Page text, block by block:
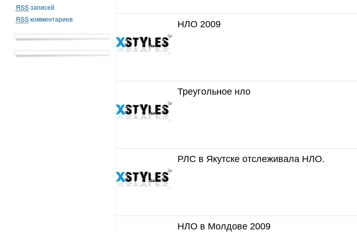
RSSзаписей
RSSкомментариев
НЛО 2009
Треугольное нло
РЛС в Якутске отслеживала НЛО.
НЛО в Молдове 2009